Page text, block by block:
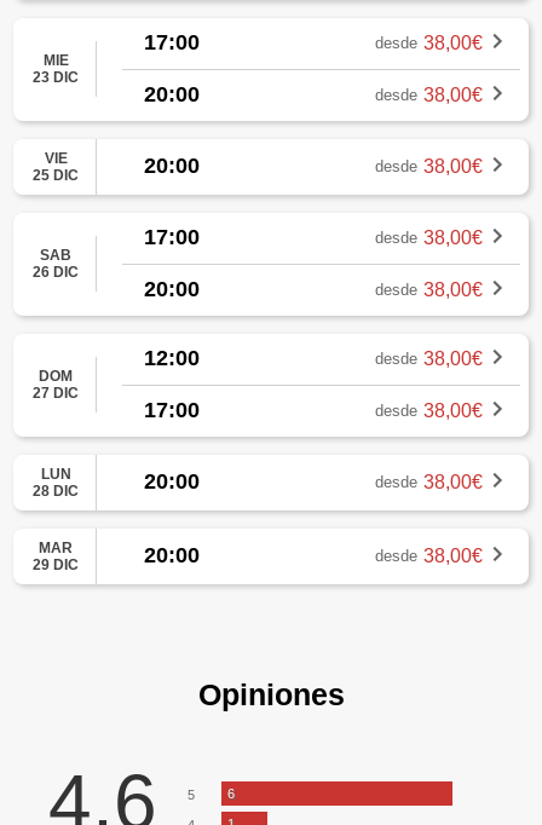
MIE
23 DIC
17:00 desde 38,00€
20:00 desde 38,00€
VIE
25 DIC
20:00 desde 38,00€
SAB
26 DIC
17:00 desde 38,00€
20:00 desde 38,00€
DOM
27 DIC
12:00 desde 38,00€
17:00 desde 38,00€
LUN
28 DIC
20:00 desde 38,00€
MAR
29 DIC
20:00 desde 38,00€
Opiniones
4,6 5 6